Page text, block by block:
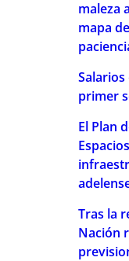
maleza
mapa
primer
El Plan
Tras la
Nación